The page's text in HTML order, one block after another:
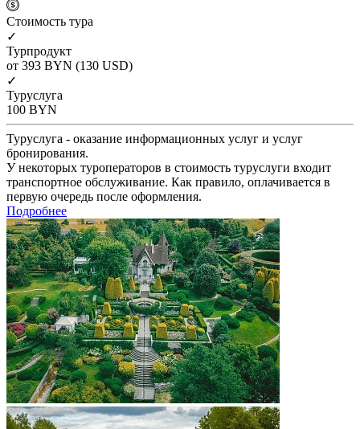
Cтоимость тура
✓
Турпродукт
от 393 BYN (130 USD)
✓
Туруслуга
100 BYN
Туруслуга - оказание информационных услуг и услуг
бронирования.
У некоторых туроператоров в стоимость туруслуги входит
транспортное обслуживание. Как правило, оплачивается в
первую очередь после оформления.
Подробнее